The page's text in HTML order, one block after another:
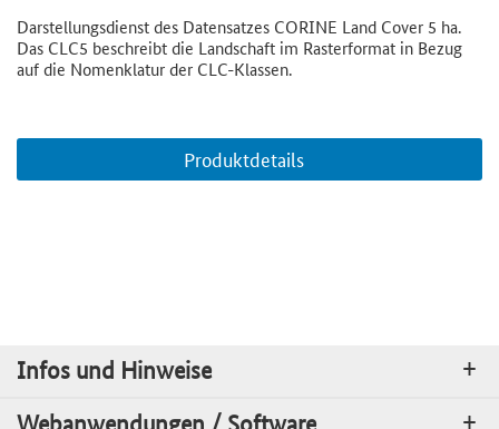
Darstellungsdienst des Datensatzes CORINE Land Cover 5 ha.
Das CLC5 beschreibt die Landschaft im Rasterformat in Bezug
auf die Nomenklatur der CLC-Klassen.
Produktdetails
Infos und Hinweise